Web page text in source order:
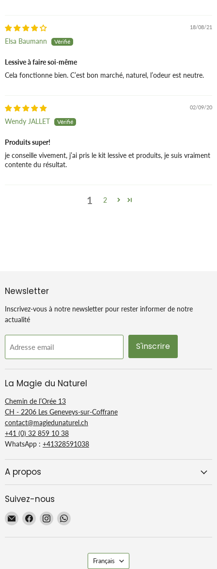
18/08/21
Elsa Baumann
Lessive à faire soi-même
Cela fonctionne bien. C’est bon marché, naturel, l’odeur est neutre.
02/09/20
Wendy JALLET
Produits super!
je conseille vivement, j’ai pris le kit lessive et produits, je suis vraiment
contente du résultat.
1 2
Newsletter
Inscrivez-vous à notre newsletter pour rester informer de notre
actualité
Adresse email S'inscrire
La Magie du Naturel
Chemin de l’Orée 13
CH - 2206 Les Geneveys-sur-Coffrane
contact@magiedunaturel.ch
+41 (0) 32 859 10 38
WhatsApp : +41328591038
A propos
Suivez-nous
Email
Magie
Trouvez-
nous
sur
Trouvez-
nous
sur
Trouvez-
sur
Langue
Français